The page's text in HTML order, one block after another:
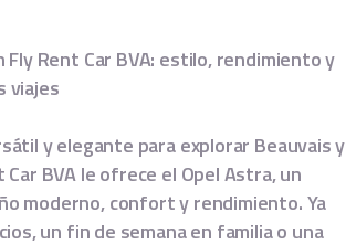
Rent Car BVA: estilo, rendimiento y
viajes
y elegante para explorar Beauvais y
BVA le ofrece el Opel Astra, un
moderno, confort y rendimiento. Ya
un fin de semana en familia o una